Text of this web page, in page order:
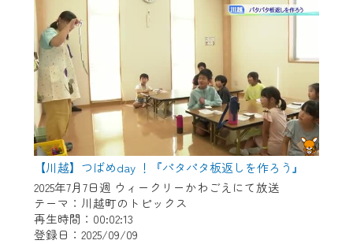
【川越】つばめday ！『パタパタ板返しを作ろう』
2025年7月7日週 ウィークリーかわごえにて放送
テーマ：川越町のトピックス
再生時間：00:02:13
登録日：2025/09/09